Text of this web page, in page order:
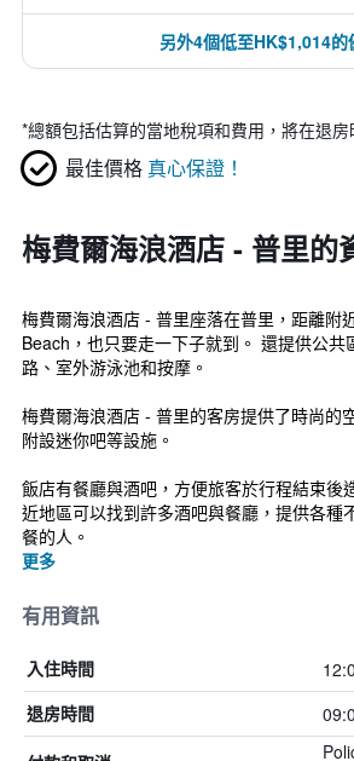
另外4個低至HK$1,014的
*總額包括估算的當地稅項和費用，將在退房
最佳價格 真心保證！
梅費爾海浪酒店 - 普里的
梅費爾海浪酒店 - 普里座落在普里，距離附
Beach，也只要走一下子就到。 還提供公共
路、室外游泳池和按摩。
梅費爾海浪酒店 - 普里的客房提供了時尚的
附設迷你吧等設施。
飯店有餐廳與酒吧，方便旅客於行程結束後
近地區可以找到許多酒吧與餐廳，提供各種
餐的人。
更多
有用資訊
入住時間
退房時間